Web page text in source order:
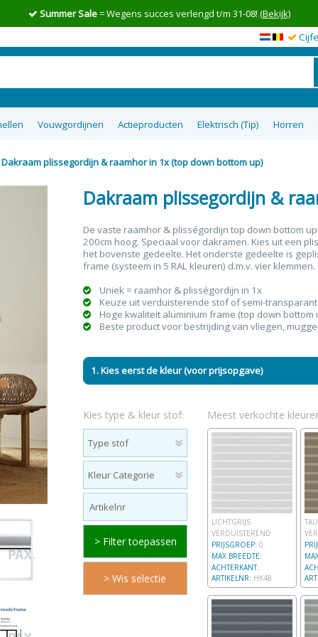
Summer Sale= Wegens succes verlengd t/m 31-08! (Bekijk)
& plisses
Vouwgordijnen Actieproducten Elektrisch (Tip) Horren
op maat
Dakraam plissegordijn & raamhor in 1x (top down bottom up)
Dakraam plissegordijn &
De vaste raamhor & plisségordijn top down bottom
200cm hoog. Speciaal voor dakramen. Kies uit een
het bovenste gedeelte. Het onderste gedeelte is
frame (systeem in 5 RAL kleuren) d.m.v. vier klemmen.
Uniek = raamhor & plisségordijn in 1x
Keuze uit verduisterende stof of semi-transparant
Hoge kwaliteit aluminium frame (top down bottom
Beste product voor bestrijding van vliegen,
1. Kies eerst de kleur (voor prijsopgave)
Kies type & kleur stof: Meest verkochte
LICHTGRIJS
VERDUISTEREND
PRIJSGROEP:0
MAX BREEDTE:
ACHTERKANT:
ARTIKELNR: HK48